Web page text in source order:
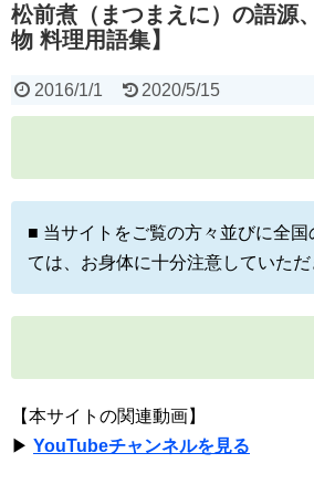
松前煮（まつまえに）の語源
物 料理用語集】
2016/1/1 2020/5/15
■ 当サイトをご覧の方々並びに全国
ては、お身体に十分注意していただ
【本サイトの関連動画】
▶ YouTubeチャンネルを見る